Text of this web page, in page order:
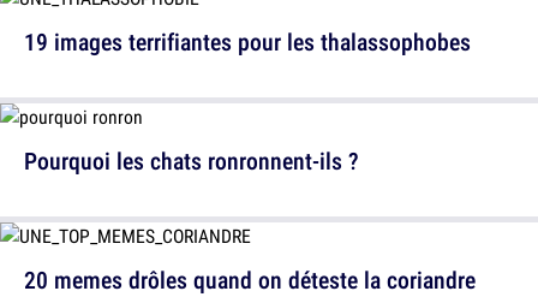
19 images terrifiantes pour les thalassophobes
20 memes drôles quand on déteste la coriandre
Pourquoi les chats ronronnent-ils ?